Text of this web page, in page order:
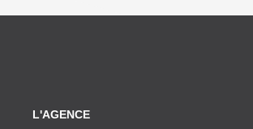
L'AGENCE